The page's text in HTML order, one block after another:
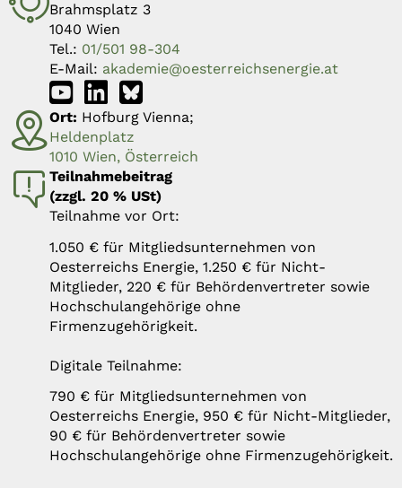
Brahmsplatz 3
1040 Wien
Tel.: 01/501 98-304
E-Mail: akademie@oesterreichsenergie.at
Ort: Hofburg Vienna;
Heldenplatz
1010 Wien, Österreich
Teilnahmebeitrag
(zzgl. 20 % USt)
Teilnahme vor Ort:
1.050 € für Mitgliedsunternehmen von
Oesterreichs Energie, 1.250 € für Nicht-
Mitglieder, 220 € für Behördenvertreter sowie
Hochschulangehörige ohne
Firmenzugehörigkeit.
Digitale Teilnahme:
790 € für Mitgliedsunternehmen von
Oesterreichs Energie, 950 € für Nicht-Mitglieder,
90 € für Behördenvertreter sowie
Hochschulangehörige ohne Firmenzugehörigkeit.